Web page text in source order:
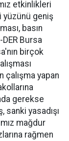
etkinlikleri
yüzünü geniş
basın
Bursa
birçok
çalışma yapan
gerekse
sanki yasadışı
mağdur
rağmen